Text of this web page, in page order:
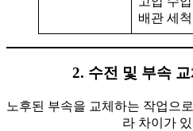
배관 세척
2. 수전 및 부속
노후된 부속을 교체하는 작업으
라 차이가